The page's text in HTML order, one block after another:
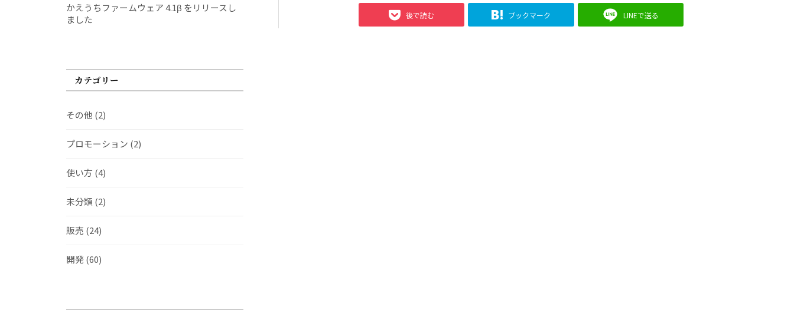
後で読む ブックマーク LINEで送る
かえうちファームウェア 4.1β をリリースし
ました
カテゴリー
その他 (2)
プロモーション (2)
使い方 (4)
未分類 (2)
販売 (24)
開発(60)